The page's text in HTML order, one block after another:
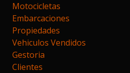
Motocicletas
Embarcaciones
Propiedades
Vehiculos Vendidos
Gestoria
Clientes